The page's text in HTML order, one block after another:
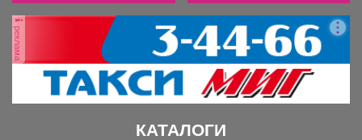
реклама
КАТАЛОГИ